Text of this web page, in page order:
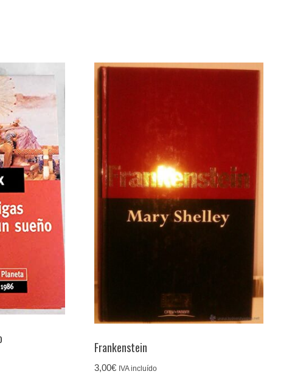
Frankenstein
3,00€ IVA incluído